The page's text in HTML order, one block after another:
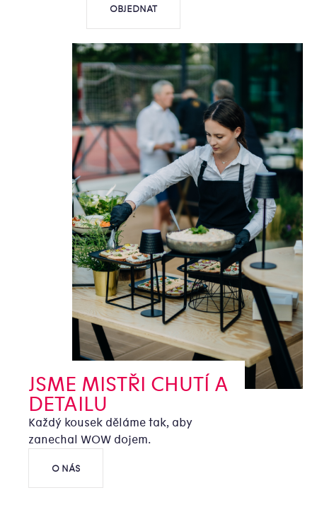
OBJEDNAT
JSME MISTŘI CHUTÍ A
DETAILU
Každý kousek děláme tak, aby
zanechal WOW dojem.
O NÁS